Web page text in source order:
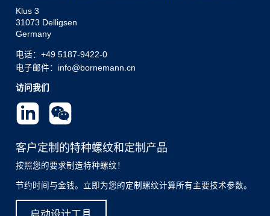
Klus 3
31073 Delligsen
Germany
电话： +49 5187-9422-0
电子邮件：info@bornemann.cn
访问我们
客户定制的特种螺纹和定制产品
按照您的要求制造特种螺纹！
节约时间与金钱。立即为您的定制螺纹计算所有主要技术参数。